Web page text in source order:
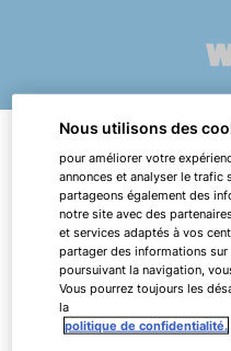
Portail
Sur le portail
trouverez tout ce dont
que partenaire WOLF :
Bonjour !
Comment pouvons-nous
Nous utilisons des
pour améliorer votre
annonces et analyser le trafic
partageons également des
notre site avec des
et services adaptés à vos
partager des informations sur
poursuivant la navigation,
Vous pourrez toujours les
la
politique de confidentialité.